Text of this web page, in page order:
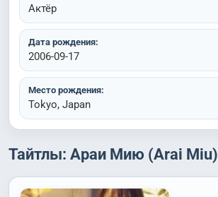
Актёр
Дата рождения:
2006-09-17
Место рождения:
Tokyo, Japan
Тайтлы: Араи Мию (Arai Miu)